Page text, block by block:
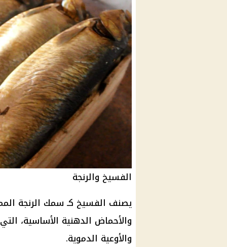
الفسيخ والرنجة
يصنف الفسيخ كـ سمك الرنجة
والأحماض الدهنية الأساسية،
والأوعية الدموية.